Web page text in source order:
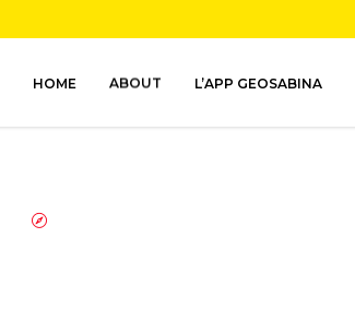
HOME ABOUT L’APP GEOSABINA